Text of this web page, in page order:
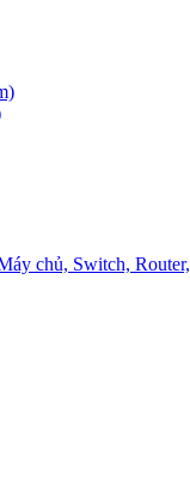
chủ, Switch, Router,